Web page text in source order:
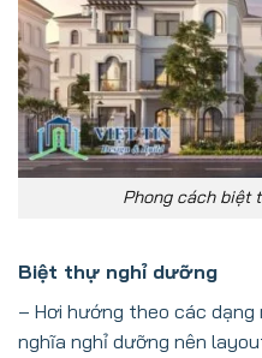
Phong cách biệt
Biệt thự nghỉ dưỡng
– Hơi hướng theo các
nghĩa nghỉ dưỡng nên